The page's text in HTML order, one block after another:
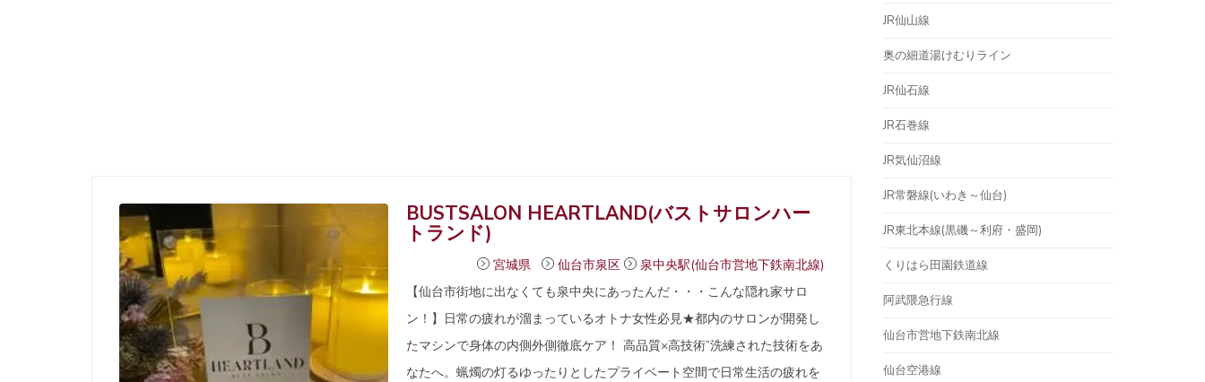
BUSTSALON HEARTLAND(バストサロンハー
トランド)
宮城県 仙台市泉区
泉中央駅(仙台市営地下鉄南北線)
【仙台市街地に出なくても泉中央にあったんだ・・・こんな隠れ家サロ
ン！】日常の疲れが溜まっているオトナ女性必見★都内のサロンが開発し
たマシンで身体の内側外側徹底ケア！ 高品質×高技術”洗練された技術をあ
なたへ。蝋燭の灯るゆったりとしたプライベート空間で日常生活の疲れを
JR仙山線
奥の細道湯けむりライン
JR仙石線
JR石巻線
JR気仙沼線
JR常磐線(いわき～仙台)
JR東北本線(黒磯～利府・盛岡)
くりはら田園鉄道線
阿武隈急行線
仙台市営地下鉄南北線
仙台空港線